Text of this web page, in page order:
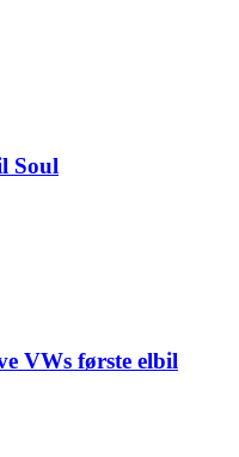
Soul
VWs første elbil